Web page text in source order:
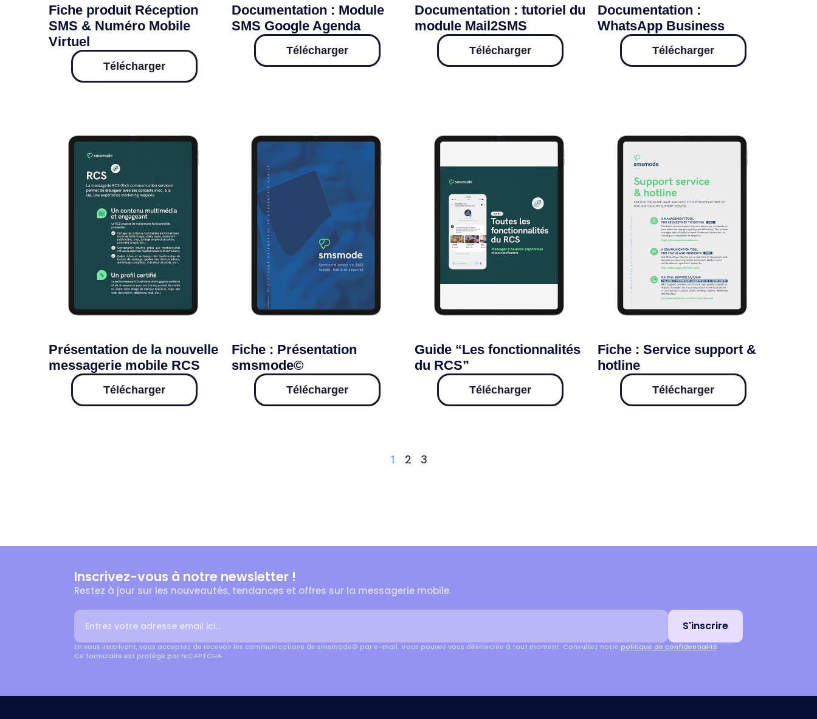
Fiche produit Réception
SMS & Numéro Mobile
Virtuel
Télécharger
Documentation : Module
SMS Google Agenda
Télécharger
Documentation : tutoriel du
module Mail2SMS​
Télécharger
Documentation :
WhatsApp Business
Télécharger
Présentation de la nouvelle
messagerie mobile RCS
Télécharger
Fiche : Présentation
smsmode©
Télécharger
Guide “Les fonctionnalités
du RCS”
Télécharger
Fiche : Service support &
hotline
Télécharger
1 2 3
Inscrivez-vous à notre newsletter !
Restez à jour sur les nouveautés, tendances et offres sur la messagerie mobile.
Adresse email
S'inscrire
En vous inscrivant, vous acceptez de recevoir les communications de smsmode© par e-mail. Vous pouvez vous désinscrire à tout moment. Consultez notre politique de confidentialité.
Ce formulaire est protégé par reCAPTCHA.